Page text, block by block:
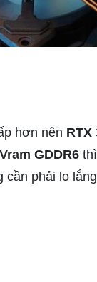
hơn nên RTX
GDDR6
cần phải lo